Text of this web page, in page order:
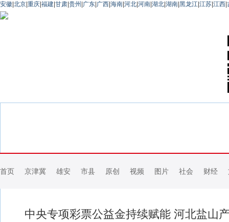
安徽 北京 重庆 福建 甘肃 贵州 广东 广西 海南 河北 河南 湖北 湖南 黑龙江 江苏 江西
首页 京津冀 雄安 市县 原创 视频 图片 社会 财经
中央专项彩票公益金持续赋能 河北盐山